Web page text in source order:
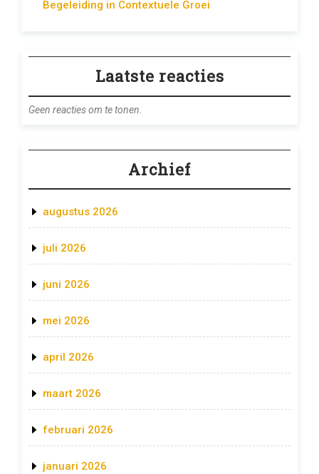
Begeleiding in Contextuele Groei
Laatste reacties
Geen reacties om te tonen.
Archief
augustus 2026
juli 2026
juni 2026
mei 2026
april 2026
maart 2026
februari 2026
januari 2026